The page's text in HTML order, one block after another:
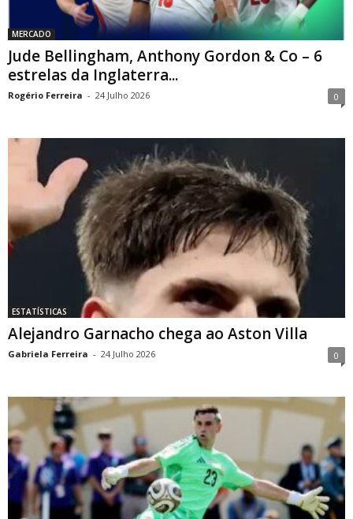
MERCADO
Jude Bellingham, Anthony Gordon & Co – 6
estrelas da Inglaterra...
Rogério Ferreira - 24 Julho 2026 0
ESTATÍSTICAS
Alejandro Garnacho chega ao Aston Villa
Gabriela Ferreira - 24 Julho 2026 0